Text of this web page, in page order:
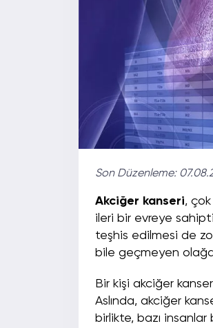
Son Düzenleme:
Akciğer kanseri, çok
ileri bir evreye
teşhis edilmesi de
bile geçmeyen
Bir kişi akciğer
Aslında, akciğer
birlikte, bazı